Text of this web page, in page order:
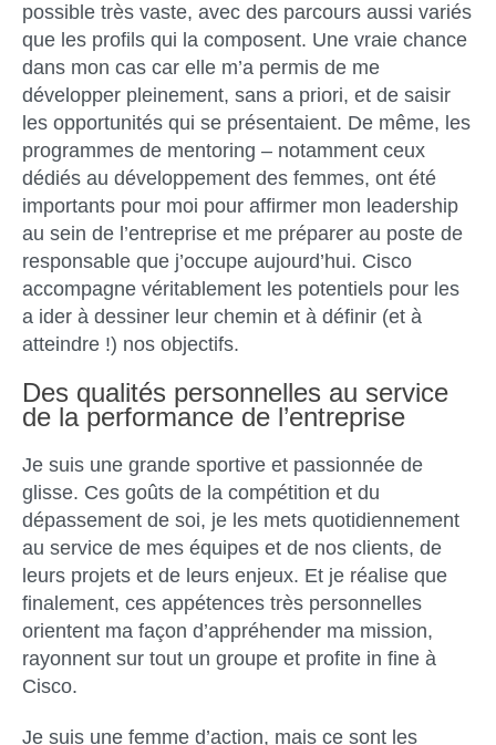
possible très vaste, avec des parcours aussi variés
que les profils qui la composent. Une vraie chance
dans mon cas car elle m’a permis de me
développer pleinement, sans a priori, et de saisir
les opportunités qui se présentaient. De même, les
programmes de mentoring – notamment ceux
dédiés au développement des femmes, ont été
importants pour moi pour affirmer mon leadership
au sein de l’entreprise et me préparer au poste de
responsable que j’occupe aujourd’hui. Cisco
accompagne véritablement les potentiels pour les
a ider à dessiner leur chemin et à définir (et à
atteindre !) nos objectifs.
Des qualités personnelles au service
de la performance de l’entreprise
Je suis une grande sportive et passionnée de
glisse. Ces goûts de la compétition et du
dépassement de soi, je les mets quotidiennement
au service de mes équipes et de nos clients, de
leurs projets et de leurs enjeux. Et je réalise que
finalement, ces appétences très personnelles
orientent ma façon d’appréhender ma mission,
rayonnent sur tout un groupe et profite in fine à
Cisco.
Je suis une femme d’action, mais ce sont les